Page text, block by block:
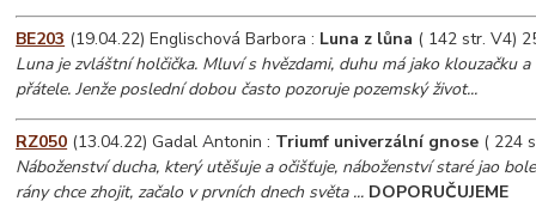
BE203 (19.04.22) Englischová Barbora : Luna z lůna ( 142 str. V4)
Luna je zvláštní holčička. Mluví s hvězdami, duhu má jako klouzačku
přátele. Jenže poslední dobou často pozoruje pozemský život...
RZ050 (13.04.22) Gadal Antonin : Triumf univerzální gnose ( 224
Náboženství ducha, který utěšuje a očišťuje, náboženství staré jao
rány chce zhojit, začalo v prvních dnech světa ... DOPORUČUJEME